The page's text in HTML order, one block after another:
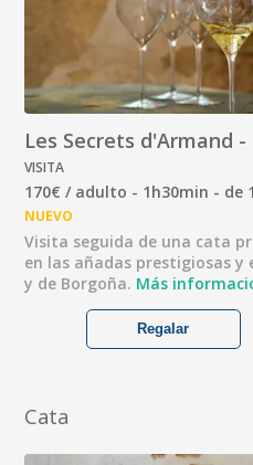
Les Secrets d'Armand
VISITA
170€ / adulto - 1h30min - de
NUEVO
Visita seguida de una cata
en las añadas prestigiosas
y de Borgoña. Más
Regalar
Cata